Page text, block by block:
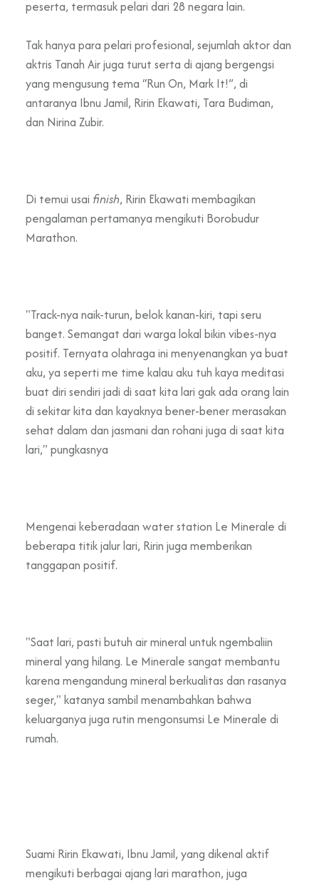
peserta, termasuk pelari dari 28 negara lain.
Tak hanya para pelari profesional, sejumlah aktor dan
aktris Tanah Air juga turut serta di ajang bergengsi
yang mengusung tema “Run On, Mark It!”, di
antaranya Ibnu Jamil, Ririn Ekawati, Tara Budiman,
dan Nirina Zubir.
Di temui usai finish, Ririn Ekawati membagikan
pengalaman pertamanya mengikuti Borobudur
Marathon.
"Track-nya naik-turun, belok kanan-kiri, tapi seru
banget. Semangat dari warga lokal bikin vibes-nya
positif. Ternyata olahraga ini menyenangkan ya buat
aku, ya seperti me time kalau aku tuh kaya meditasi
buat diri sendiri jadi di saat kita lari gak ada orang lain
di sekitar kita dan kayaknya bener-bener merasakan
sehat dalam dan jasmani dan rohani juga di saat kita
lari," pungkasnya
Mengenai keberadaan water station Le Minerale di
beberapa titik jalur lari, Ririn juga memberikan
tanggapan positif.
"Saat lari, pasti butuh air mineral untuk ngembaliin
mineral yang hilang. Le Minerale sangat membantu
karena mengandung mineral berkualitas dan rasanya
seger," katanya sambil menambahkan bahwa
keluarganya juga rutin mengonsumsi Le Minerale di
rumah.
Suami Ririn Ekawati, Ibnu Jamil, yang dikenal aktif
mengikuti berbagai ajang lari marathon, juga